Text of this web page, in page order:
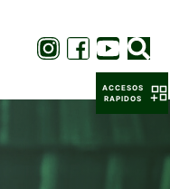
ACCESOS
RAPIDOS